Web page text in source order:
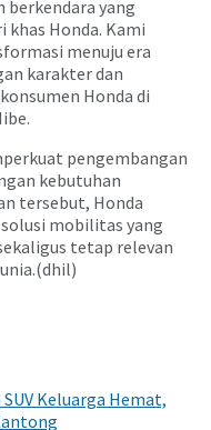
yang
khas Honda. Kami
menuju era
karakter dan
Honda di
pengembangan
kebutuhan
tersebut, Honda
mobilitas yang
tetap relevan